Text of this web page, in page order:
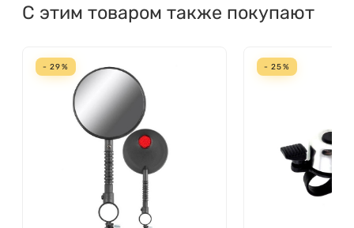
С этим товаром также покупают
- 29% - 25%